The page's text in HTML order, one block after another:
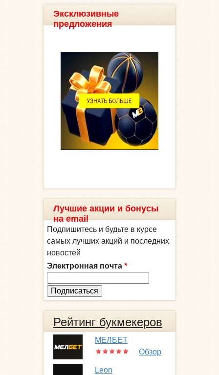
Эксклюзивные
предложения
Лучшие акции и бонусы
на email
Подпишитесь и будьте в курсе
самых лучших акций и последних
новостей
Электронная почта *
Рейтинг букмекеров
МЕЛБЕТ
Обзор
Leon